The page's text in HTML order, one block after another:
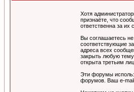
Хотя
признаёте, что
ответственна за их
Вы соглашаетесь
соответствующие
адреса всех
закрыть любую
открыта третьим
Эти форумы
форумов. Ваш e-mail